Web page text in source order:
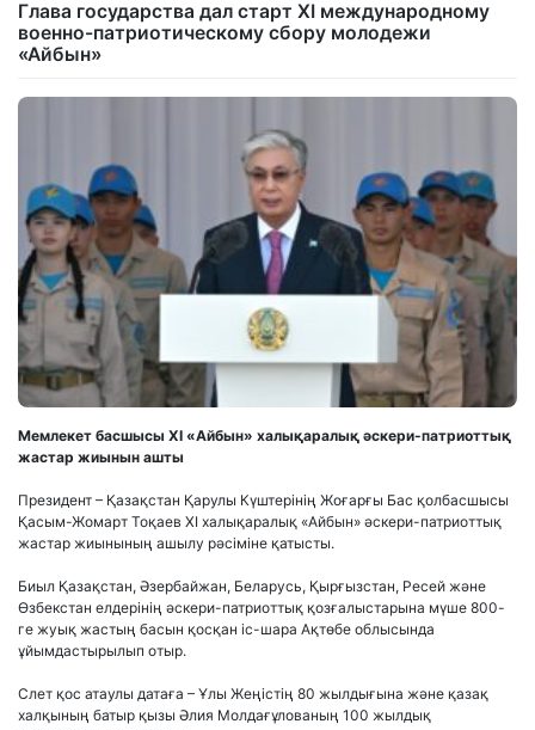
Глава государства дал старт XI международному
военно-патриотическому сбору молодежи
«Айбын»
Мемлекет басшысы XI «Айбын» халықаралық әскери-патриоттық
жастар жиынын ашты
Президент – Қазақстан Қарулы Күштерінің Жоғарғы Бас қолбасшысы
Қасым-Жомарт Тоқаев XI халықаралық «Айбын» әскери-патриоттық
жастар жиынының ашылу рәсіміне қатысты.
Биыл Қазақстан, Әзербайжан, Беларусь, Қырғызстан, Ресей және
Өзбекстан елдерінің әскери-патриоттық қозғалыстарына мүше 800-
ге жуық жастың басын қосқан іс-шара Ақтөбе облысында
ұйымдастырылып отыр.
Слет қос атаулы датаға – Ұлы Жеңістің 80 жылдығына және қазақ
халқының батыр қызы Әлия Молдағұлованың 100 жылдық